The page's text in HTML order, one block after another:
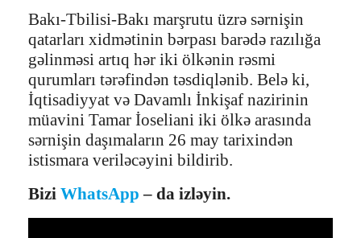
Bakı-Tbilisi-Bakı marşrutu üzrə sərnişin
qatarları xidmətinin bərpası barədə razılığa
gəlinməsi artıq hər iki ölkənin rəsmi
qurumları tərəfindən təsdiqlənib. Belə ki,
İqtisadiyyat və Davamlı İnkişaf nazirinin
müavini Tamar İoseliani iki ölkə arasında
sərnişin daşımaların 26 may tarixindən
istismara veriləcəyini bildirib.
Bizi WhatsApp – da izləyin.